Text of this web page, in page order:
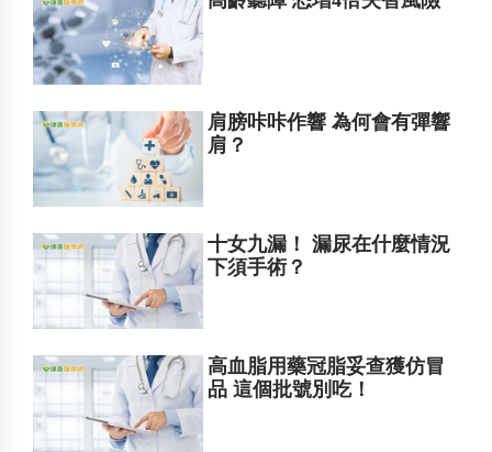
肩膀咔咔作響 為何會有彈響
肩？
十女九漏！ 漏尿在什麼情況
下須手術？
高血脂用藥冠脂妥查獲仿冒
品 這個批號別吃！